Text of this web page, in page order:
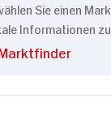
Sie einen
Informationen zu